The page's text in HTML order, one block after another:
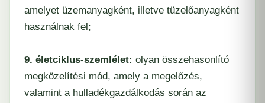
amelyet üzemanyagként, illetve tüzelőanyagként
használnak fel;
9. életciklus-szemlélet: olyan összehasonlító
megközelítési mód, amely a megelőzés,
valamint a hulladékgazdálkodás során az